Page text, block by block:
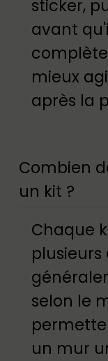
sticker,
avant
mieux
après la
Combien
un kit ?
Chaque
selon le
un mur